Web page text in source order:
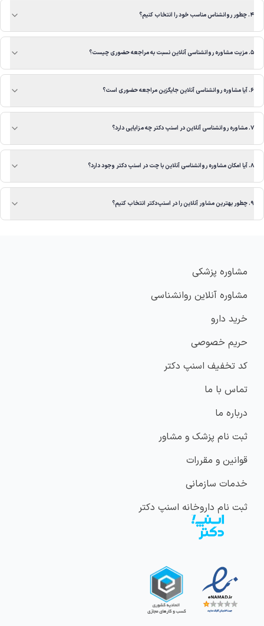
۴. چطور روانشناس مناسب خود را انتخاب کنیم؟
۵. مزیت مشاوره روانشناسی آنلاین نسبت به مراجعه حضوری چیست؟
۶. آیا مشاوره روانشناسی آنلاین جایگزین مراجعه حضوری است؟
۷. مشاوره روانشناسی آنلاین در اسنپ‌ دکتر چه مزایایی دارد؟
۸. آیا امکان مشاوره روانشناسی آنلاین با چت در اسنپ‌ دکتر وجود دارد؟
۹. چطور بهترین مشاور آنلاین را در اسنپ‌دکتر انتخاب کنیم؟
مشاوره پزشکی
مشاوره آنلاین روانشناسی
خرید دارو
حریم خصوصی
کد تخفیف اسنپ دکتر
تماس با ما
درباره ما
ثبت نام پزشک و مشاور
قوانین و مقررات
خدمات سازمانی
ثبت نام داروخانه اسنپ دکتر